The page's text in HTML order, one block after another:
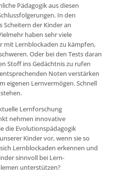
Pädagogik aus diesen
In den
Scheitern der Kinder an
haben sehr viele
mit Lernblockaden zu kämpfen,
Oder bei den Tests daran
Stoff ins Gedächtnis zu rufen
Noten verstärken
eigenen Lernvermögen. Schnell
Lernforschung
nehmen innovative
die Evolutionspädagogik
Kinder vor, wenn sie so
Lernblockaden erkennen und
sinnvoll bei Lern-
unterstützen?